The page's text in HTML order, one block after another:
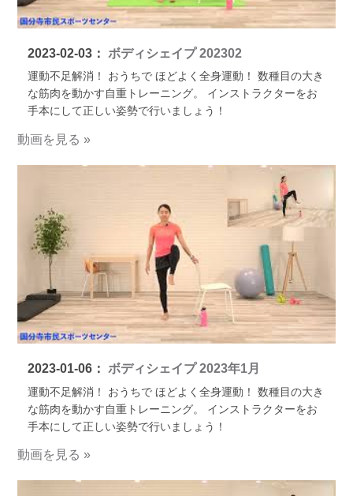
2023-02-03： ボディシェイプ 202302
運動不足解消！ おうちで ほどよく全身運動！ 数種目の大き
な筋肉を動かす自重トレーニング。 インストラクターをお
手本にして正しい姿勢で行いましょう！
動画を見る »
2023-01-06： ボディシェイプ 2023年1月
運動不足解消！ おうちで ほどよく全身運動！ 数種目の大き
な筋肉を動かす自重トレーニング。 インストラクターをお
手本にして正しい姿勢で行いましょう！
動画を見る »